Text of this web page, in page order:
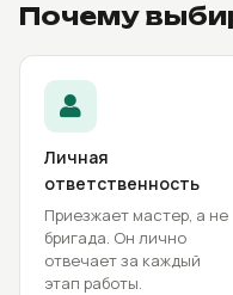
Почему
Личная
ответственность
Приезжает мастер, а не
бригада. Он лично
отвечает за каждый
этап работы.